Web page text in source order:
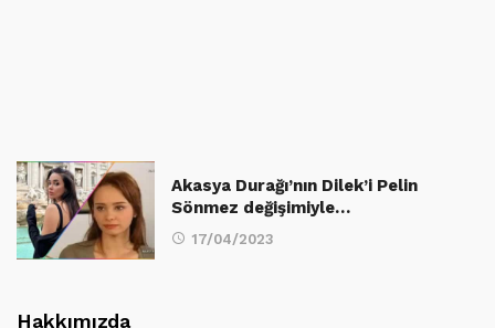
Akasya Durağı’nın Dilek’i Pelin
Sönmez değişimiyle…
17/04/2023
Hakkımızda